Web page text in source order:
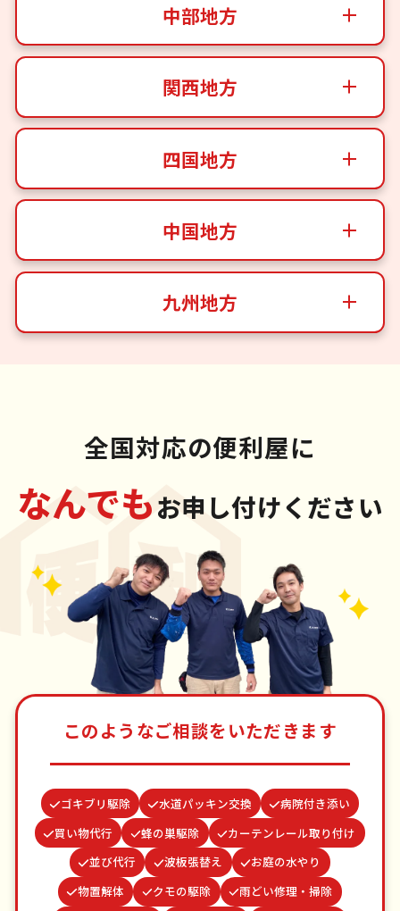
中部地方
関西地方
四国地方
中国地方
九州地方
全国対応の便利屋に
なんでもお申し付けください
このようなご相談をいただきます
ゴキブリ駆除 水道パッキン交換
病院付き添い
買い物代行
蜂の巣駆除
カーテンレール取り付け
並び代行
波板張替え
お庭の水やり
物置解体
クモの駆除
雨どい修理・掃除